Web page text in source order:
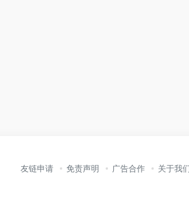
友链申请 免责声明 广告合作 关于我